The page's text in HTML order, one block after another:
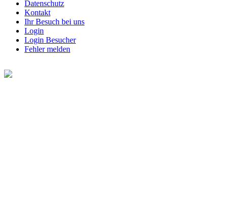
Datenschutz
Kontakt
Ihr Besuch bei uns
Login
Login Besucher
Fehler melden